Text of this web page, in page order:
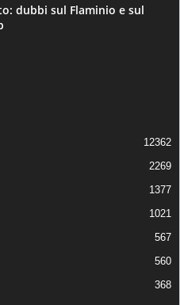
dubbi sul Flaminio e sul
12362
2269
1377
1021
567
560
368